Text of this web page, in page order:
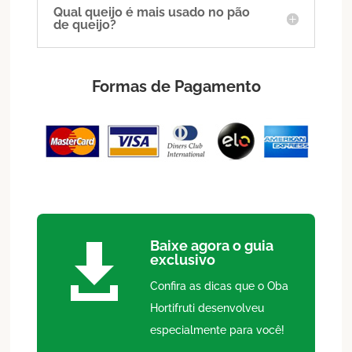
Qual queijo é mais usado no pão
de queijo?
Formas de Pagamento

Baixe agora o guia
exclusivo
Confira as dicas que o Oba
Hortifruti desenvolveu
especialmente para você!